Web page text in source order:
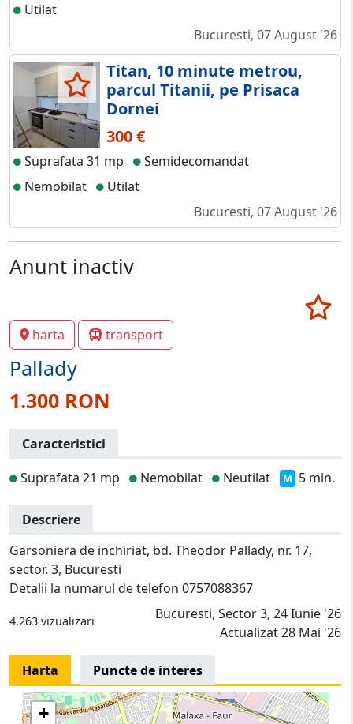
Utilat
Bucuresti, 07 August '26
Titan, 10 minute metrou,
parcul Titanii, pe Prisaca
Dornei
300 €
Suprafata 31 mp
Semidecomandat
Nemobilat
Utilat
Bucuresti, 07 August '26
Anunt inactiv
harta transport
Pallady
1.300 RON
Caracteristici
Suprafata 21 mp
Nemobilat Neutilat M 5 min.
Descriere
Garsoniera de inchiriat, bd. Theodor Pallady, nr. 17,
sector. 3, Bucuresti
Detalii la numarul de telefon 0757088367
4.263 vizualizari
Bucuresti, Sector 3, 24 Iunie '26
Actualizat 28 Mai '26
Harta Puncte de interes
+